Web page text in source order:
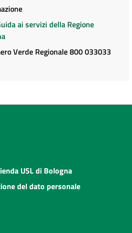
ai servizi della Regione
Verde Regionale 800 033033
USL di Bologna
del dato personale